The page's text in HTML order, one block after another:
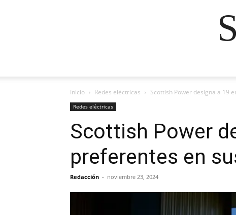
Inicio Redes eléctricas Scottish Power designa a 19
Redes eléctricas
Scottish Power
preferentes en
Redacción - noviembre 23, 2024